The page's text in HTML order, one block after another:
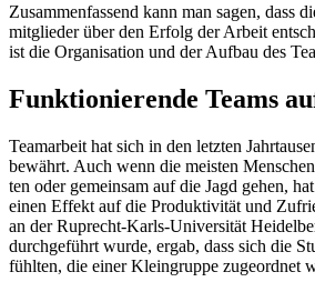
Zusam­men­fas­send kann man sagen, dass
mit­glie­der über den Erfolg der Arbeit
ist die Orga­ni­sa­tion und der Aufbau des
Funk­tio­nie­rende Teams
Team­ar­beit hat sich in den letz­ten
bewährt. Auch wenn die meis­ten
ten oder gemein­sam auf die Jagd gehen,
einen Effekt auf die Pro­duk­ti­vi­tät und
an der Ruprecht-Karls-Uni­ver­si­tät
durch­ge­führt wurde, ergab, dass sich die
fühl­ten, die einer Klein­gruppe zuge­ord­net